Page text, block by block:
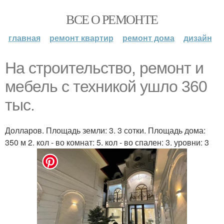
ВСЕ О РЕМОНТЕ
главная ремонт квартир ремонт дома дизайн
На строительство, ремонт и
мебель с техникой ушло 360
тыс.
Долларов. Площадь земли: 3. 3 сотки. Площадь дома:
350 м 2. кол - во комнат: 5. кол - во спален: 3. уровни: 3